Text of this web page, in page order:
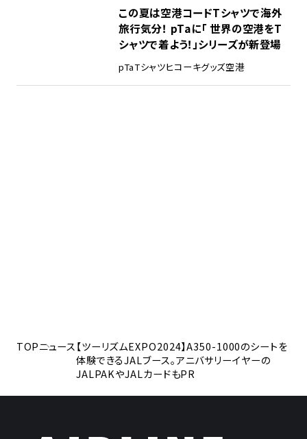
この夏は空港コードTシャツで海外
旅行気分！ pTaに「 世界の空港をT
シャツで着よう！」シリーズが新登場
pTaTシャツヒコーキグッズ空港
TOPニュース 【ツーリズムEXPO2024】A350-1000のシートを
体験できるJALブース。アニバサリーイヤーの
JALPAKやJALカードもPR